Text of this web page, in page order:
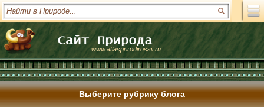
www.atlasprirodirossii.ru
Выберите рубрику блога